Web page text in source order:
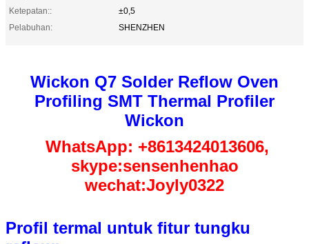
Ketepatan::
±0,5
Pelabuhan:
SHENZHEN
Wickon Q7 Solder Reflow Oven
Profiling SMT Thermal Profiler
Wickon
WhatsApp: +8613424013606,
skype:sensenhenhao
wechat:Joyly0322
Profil termal untuk fitur tungku